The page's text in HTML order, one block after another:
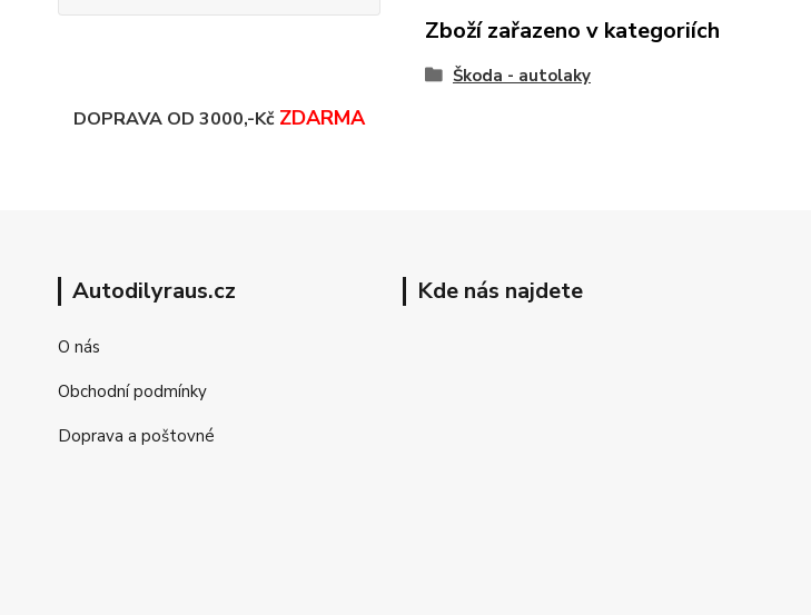
DOPRAVA OD 3000,-Kč ZDARMA
Zboží zařazeno v kategoriích
Škoda - autolaky
Autodilyraus.cz
O nás
Obchodní podmínky
Doprava a poštovné
Kde nás najdete